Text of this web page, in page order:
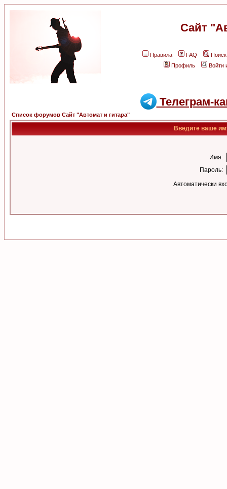
Сайт
Правила FAQ
Поиск
Профиль
Войти
Телеграм-
Список форумов Сайт "Автомат и гитара"
Введите ваше
Имя:
Пароль:
Автоматически